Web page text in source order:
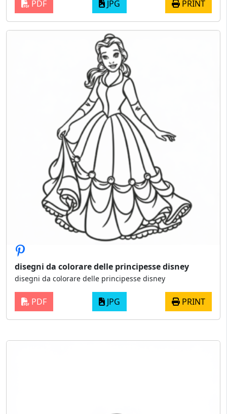
PDF JPG PRINT
disegni da colorare delle principesse disney
disegni da colorare delle principesse disney
PDF JPG PRINT